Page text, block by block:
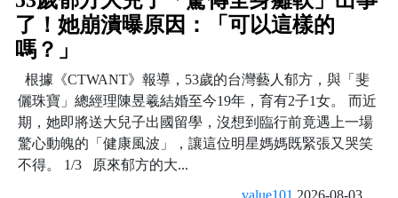
了！她崩潰曝原因：「可以這樣的
嗎？」
根據《CTWANT》報導，53歲的台灣藝人郁方，與「斐
儷珠寶」總經理陳昱羲結婚至今19年，育有2子1女。 而近
期，她即將送大兒子出國留學，沒想到臨行前竟遇上一場
驚心動魄的「健康風波」，讓這位明星媽媽既緊張又哭笑
不得。 1/3 原來郁方的大...
value101 2026-08-03